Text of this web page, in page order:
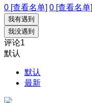
0 [查看名单] 0 [查看名单]
我有遇到
我没遇到
评论1
默认
默认
最新